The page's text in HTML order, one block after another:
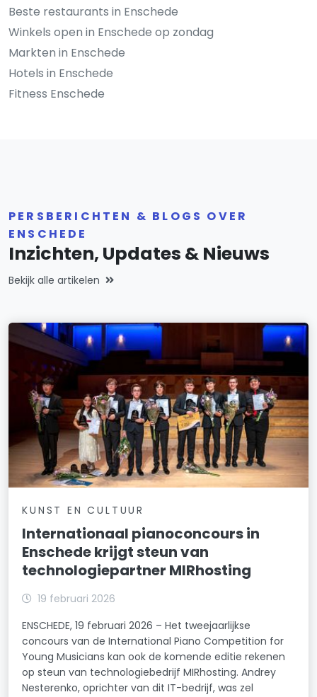
Beste restaurants in Enschede
Winkels open in Enschede op zondag
Markten in Enschede
Hotels in Enschede
Fitness Enschede
PERSBERICHTEN & BLOGS OVER
ENSCHEDE
Inzichten, Updates & Nieuws
Bekijk alle artikelen
KUNST EN CULTUUR
Internationaal pianoconcours in
Enschede krijgt steun van
technologiepartner MIRhosting
19 februari 2026
ENSCHEDE, 19 februari 2026 – Het tweejaarlijkse
concours van de International Piano Competition for
Young Musicians kan ook de komende editie rekenen
op steun van technologiebedrijf MIRhosting. Andrey
Nesterenko, oprichter van dit IT-bedrijf, was zel